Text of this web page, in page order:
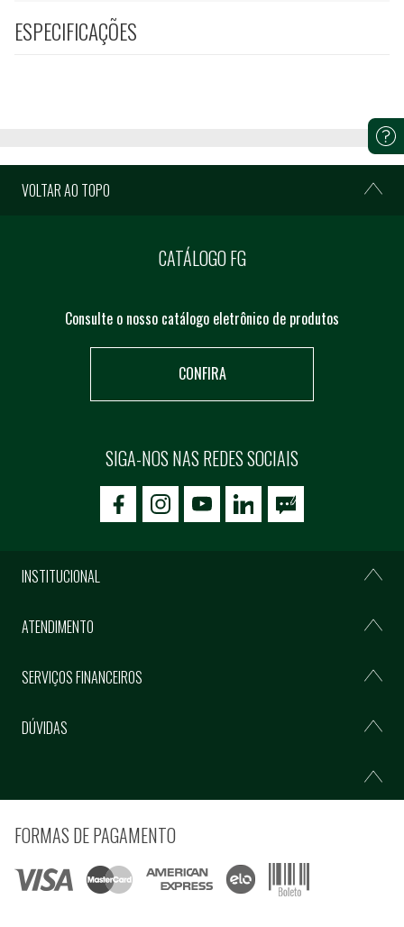
ESPECIFICAÇÕES
VOLTAR AO TOPO
CATÁLOGO FG
Consulte o nosso catálogo eletrônico de produtos
CONFIRA
SIGA-NOS NAS REDES SOCIAIS
icon-facebookicon-social02icon-social03
INSTITUCIONAL
ATENDIMENTO
SERVIÇOS FINANCEIROS
DÚVIDAS
FORMAS DE PAGAMENTO